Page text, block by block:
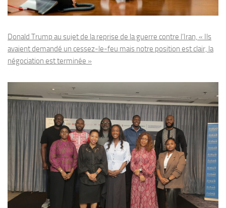
Donald Trump au sujet de la reprise de la guerre contre l’Iran, « Ils
avaient demandé un cessez-le-feu mais notre position est clair, la
négociation est terminée »